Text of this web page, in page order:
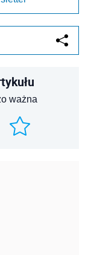
ważna